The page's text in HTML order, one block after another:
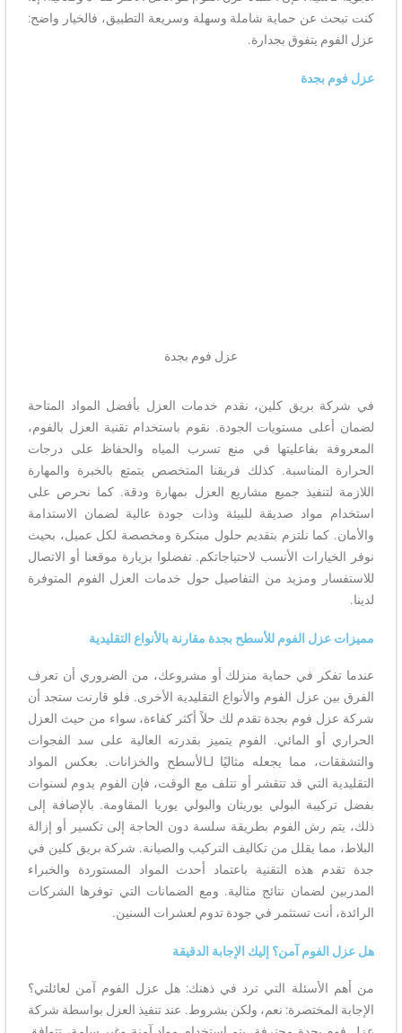
كنت تبحث عن حماية شاملة وسهلة وسريعة التطبيق، فالخيار واضح:
عزل الفوم يتفوق بجدارة.
عزل فوم بجدة
عزل فوم بجدة
في شركة بريق كلين، نقدم خدمات العزل بأفضل المواد المتاحة
لضمان أعلى مستويات الجودة. نقوم باستخدام تقنية العزل بالفوم،
المعروفة بفاعليتها في منع تسرب المياه والحفاظ على درجات
الحرارة المناسبة. كذلك فريقنا المتخصص يتمتع بالخبرة والمهارة
اللازمة لتنفيذ جميع مشاريع العزل بمهارة ودقة. كما نحرص على
استخدام مواد صديقة للبيئة وذات جودة عالية لضمان الاستدامة
والأمان. كما نلتزم بتقديم حلول مبتكرة ومخصصة لكل عميل، بحيث
نوفر الخيارات الأنسب لاحتياجاتكم. تفضلوا بزيارة موقعنا أو الاتصال
للاستفسار ومزيد من التفاصيل حول خدمات العزل الفوم المتوفرة
لدينا.
مميزات عزل الفوم للأسطح بجدة مقارنة بالأنواع التقليدية
عندما تفكر في حماية منزلك أو مشروعك، من الضروري أن تعرف
الفرق بين عزل الفوم والأنواع التقليدية الأخرى. فلو قارنت ستجد أن
شركة عزل فوم بجدة تقدم لك حلاً أكثر كفاءة، سواء من حيث العزل
الحراري أو المائي. الفوم يتميز بقدرته العالية على سد الفجوات
والتشققات، مما يجعله مثاليًا لـالأسطح والخزانات. بعكس المواد
التقليدية التي قد تتقشر أو تتلف مع الوقت، فإن الفوم يدوم لسنوات
بفضل تركيبة البولي يوريثان والبولي يوريا المقاومة. بالإضافة إلى
ذلك، يتم رش الفوم بطريقة سلسة دون الحاجة إلى تكسير أو إزالة
البلاط، مما يقلل من تكاليف التركيب والصيانة. شركة بريق كلين في
جدة تقدم هذه التقنية باعتماد أحدث المواد المستوردة والخبراء
المدربين لضمان نتائج مثالية. ومع الضمانات التي توفرها الشركات
الرائدة، أنت تستثمر في جودة تدوم لعشرات السنين.
هل عزل الفوم آمن؟ إليك الإجابة الدقيقة
من أهم الأسئلة التي ترد في ذهنك: هل عزل الفوم آمن لعائلتي؟
الإجابة المختصرة: نعم، ولكن بشروط. عند تنفيذ العزل بواسطة شركة